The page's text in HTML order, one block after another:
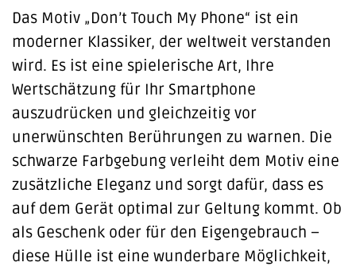
Das Motiv „Don’t Touch My Phone“ ist ein
moderner Klassiker, der weltweit verstanden
wird. Es ist eine spielerische Art, Ihre
Wertschätzung für Ihr Smartphone
auszudrücken und gleichzeitig vor
unerwünschten Berührungen zu warnen. Die
schwarze Farbgebung verleiht dem Motiv eine
zusätzliche Eleganz und sorgt dafür, dass es
auf dem Gerät optimal zur Geltung kommt. Ob
als Geschenk oder für den Eigengebrauch –
diese Hülle ist eine wunderbare Möglichkeit,